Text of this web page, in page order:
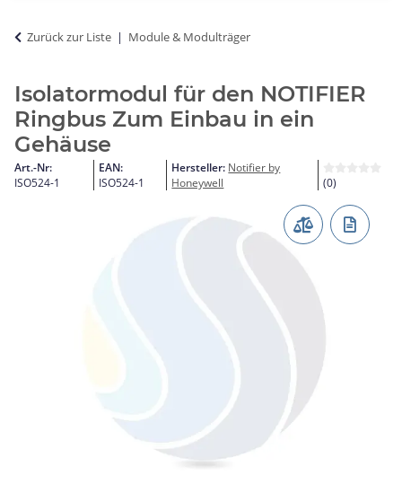
Zurück zur Liste Module & Modulträger
Isolatormodul für den NOTIFIER
Ringbus Zum Einbau in ein
Gehäuse
Art.-Nr:
ISO524-1
EAN:
ISO524-1
Hersteller: Notifier by
Honeywell
(0)